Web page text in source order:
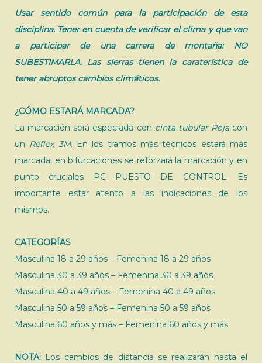
Usar sentido común para la participación de esta
disciplina. Tener en cuenta de verificar el clima y que van
a participar de una carrera de montaña: NO
SUBESTIMARLA. Las sierras tienen la caraterística de
tener abruptos cambios climáticos.
¿CÓMO ESTARÁ MARCADA?
La marcación será especiada con cinta tubular Rojacon
un Reflex 3M. En los tramos más técnicos estará más
marcada, en bifurcaciones se reforzará la marcación y en
punto cruciales PC PUESTO DE CONTROL. Es
importante estar atento a las indicaciones de los
mismos.
CATEGORÍAS
Masculina 18 a 29 años – Femenina 18 a 29 años
Masculina 30 a 39 años – Femenina 30 a 39 años
Masculina 40 a 49 años – Femenina 40 a 49 años
Masculina 50 a 59 años – Femenina 50 a 59 años
Masculina 60 años y más – Femenina 60 años y más
NOTA: Los cambios de distancia se realizarán hasta el